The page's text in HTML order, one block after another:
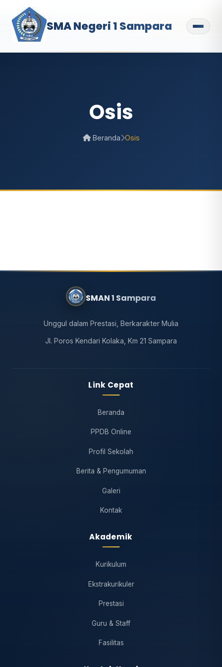
SMA Negeri 1 Sampara
Osis
Beranda Osis
SMAN 1 Sampara
Unggul dalam Prestasi, Berkarakter Mulia
Jl. Poros Kendari Kolaka, Km 21 Sampara
Link Cepat
Beranda
PPDB Online
Profil Sekolah
Berita & Pengumuman
Galeri
Kontak
Akademik
Kurikulum
Ekstrakurikuler
Prestasi
Guru & Staff
Fasilitas